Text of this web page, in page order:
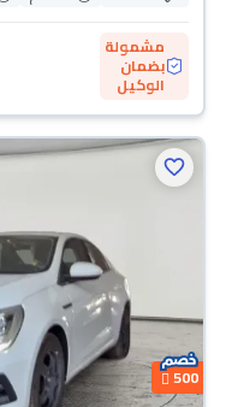
مشمولة
بضمان
الوكيل
500